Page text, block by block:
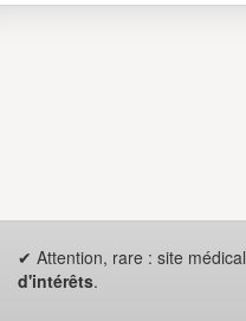
✔ Attention, rare : site médical
d'intérêts.